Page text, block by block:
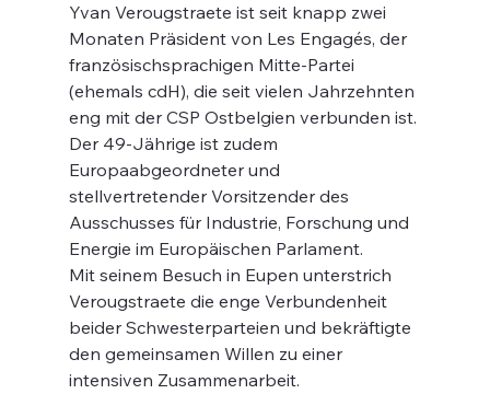
Yvan Verougstraete ist seit knapp zwei
Monaten Präsident von Les Engagés, der
französischsprachigen Mitte-Partei
(ehemals cdH), die seit vielen Jahrzehnten
eng mit der CSP Ostbelgien verbunden ist.
Der 49-Jährige ist zudem
Europaabgeordneter und
stellvertretender Vorsitzender des
Ausschusses für Industrie, Forschung und
Energie im Europäischen Parlament.
Mit seinem Besuch in Eupen unterstrich
Verougstraete die enge Verbundenheit
beider Schwesterparteien und bekräftigte
den gemeinsamen Willen zu einer
intensiven Zusammenarbeit.